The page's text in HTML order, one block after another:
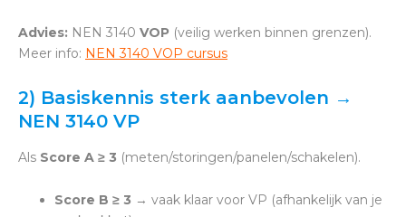
Advies: NEN 3140 VOP (veilig werken binnen grenzen).
Meer info: NEN 3140 VOP cursus
2) Basiskennis sterk aanbevolen →
NEN 3140 VP
Als Score A ≥ 3 (meten/storingen/panelen/schakelen).
Score B ≥ 3 → vaak klaar voor VP (afhankelijk van je